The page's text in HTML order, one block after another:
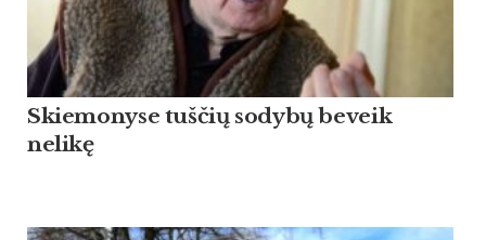
Skiemonyse tuščių sodybų beveik
nelikę